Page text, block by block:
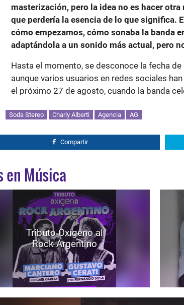
masterización, pero la idea no es hacer
que perdería la esencia de lo que significa.
cómo empezamos, cómo sonaba la banda
adaptándola a un sonido más actual, pero
Hasta el momento, se desconoce la fecha
aunque varios usuarios en redes sociales
el próximo 27 de agosto, cuando la banda
Soda Stereo Charly Alberti Agencia AG
Compartir
en Música
Tributo Oxígeno al
Rock Argentino